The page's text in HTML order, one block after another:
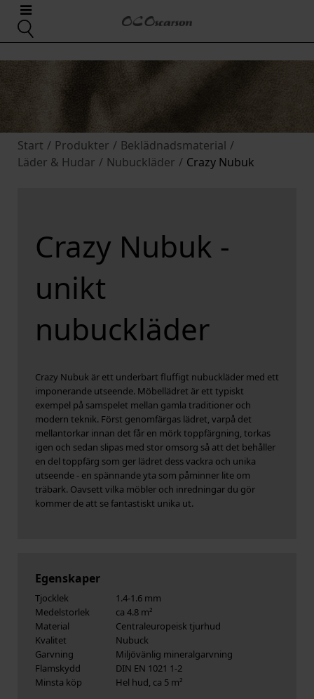
Start / Produkter / Beklädnadsmaterial /
Läder & Hudar / Nubuckläder / Crazy Nubuk
Crazy Nubuk -
unikt
nubuckläder
Crazy Nubuk är ett underbart fluffigt nubuckläder med ett
imponerande utseende. Möbellädret är ett typiskt
exempel på samspelet mellan gamla traditioner och
modern teknik. Först genomfärgas lädret, varpå det
mellantorkar innan det får en mörk toppfärgning, torkas
igen och sedan slipas med stor omsorg så att det behåller
en del toppfärg som ger lädret dess vackra och unika
utseende - en spännande yta som påminner lite om
träbark. Oavsett vilka möbler och inredningar du gör
kommer de att se fantastiskt unika ut.
Egenskaper
Tjocklek
1.4-1.6 mm
Medelstorlek
ca 4.8 m²
Material
Centraleuropeisk tjurhud
Kvalitet
Nubuck
Garvning
Miljövänlig mineralgarvning
Flamskydd
DIN EN 1021 1-2
Minsta köp
Hel hud, ca 5 m²